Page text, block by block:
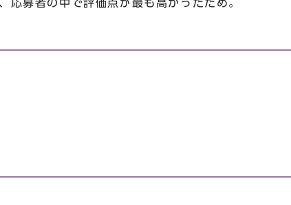
募者の中で評価点が最も高かったため。